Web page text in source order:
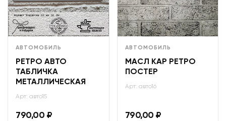
АВТОМОБИЛЬ
РЕТРО АВТО
ТАБЛИЧКА
МЕТАЛЛИЧЕСКАЯ
Арт: авто15
790,00 ₽
АВТОМОБИЛЬ
МАСЛ КАР РЕТРО
ПОСТЕР
Арт: авто16
790,00 ₽